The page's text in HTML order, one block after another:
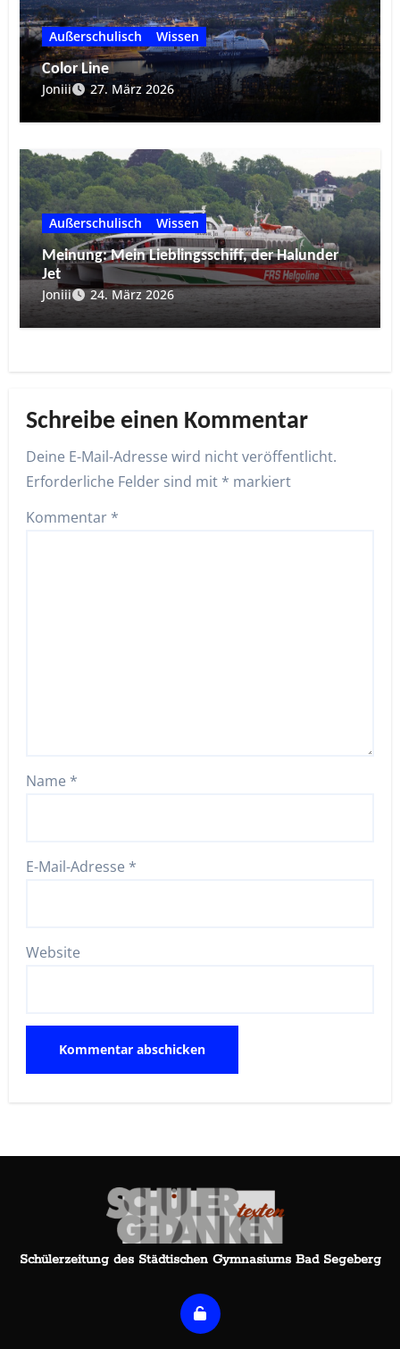
Außerschulisch
Wissen
Color Line
Joniii
27. März 2026
Außerschulisch
Wissen
Meinung: Mein Lieblingsschiff, der Halunder
Jet
Joniii
24. März 2026
Schreibe einen Kommentar
Deine E-Mail-Adresse wird nicht veröffentlicht.
Erforderliche Felder sind mit * markiert
Kommentar *
Name *
E-Mail-Adresse *
Website
Schülerzeitung des Städtischen Gymnasiums Bad Segeberg